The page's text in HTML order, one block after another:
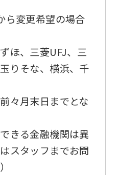
ら変更希望の場合
ほ、三菱UFJ、三
りそな、横浜、千
々月末日までとな
きる金融機関は異
スタッフまでお問
may
be
an
translation.
translation
may